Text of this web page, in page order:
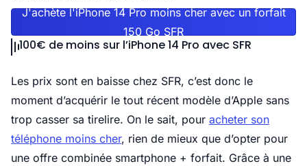
J'achète l'iPhone 14 Pro moins cher avec un forfait
150 Go SFR
100€ de moins sur l’iPhone 14 Pro avec SFR
Les prix sont en baisse chez SFR, c’est donc le
moment d’acquérir le tout récent modèle d’Apple sans
trop casser sa tirelire. On le sait, pour acheter son
téléphone moins cher, rien de mieux que d’opter pour
une offre combinée smartphone + forfait. Grâce à une